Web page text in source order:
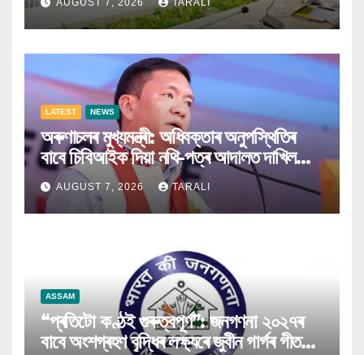
LATEST NEWS
অৰুণাচলৰ মুখ্যমন্ত্ৰী: অধিবক্তাৰ অনুপস্থিতিৰ
বাবে চিবিআইক দিয়া নথি-পত্ৰ আদালত দাখিল
কৰিব পৰা নগ’ল
AUGUST 7, 2026 TARALI
ASSAM
“প্ৰতিটো কণ্ঠই গুৰুত্বপূৰ্ণ”: জনগণনা ২০২৭ৰ
বাবে অংশগ্ৰহণ বৃদ্ধিৰ লক্ষ্যৰে জুবীন গাৰ্গৰ গীত